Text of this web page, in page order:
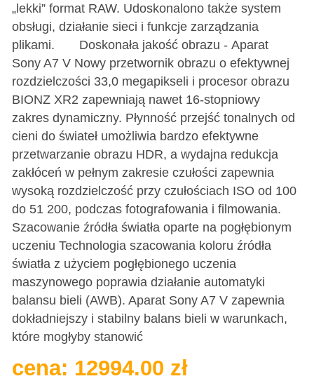
„lekki” format RAW. Udoskonalono także system
obsługi, działanie sieci i funkcje zarządzania
plikami. Doskonała jakość obrazu - Aparat
Sony A7 V Nowy przetwornik obrazu o efektywnej
rozdzielczości 33,0 megapikseli i procesor obrazu
BIONZ XR2 zapewniają nawet 16-stopniowy
zakres dynamiczny. Płynność przejść tonalnych od
cieni do świateł umożliwia bardzo efektywne
przetwarzanie obrazu HDR, a wydajna redukcja
zakłóceń w pełnym zakresie czułości zapewnia
wysoką rozdzielczość przy czułościach ISO od 100
do 51 200, podczas fotografowania i filmowania.
Szacowanie źródła światła oparte na pogłębionym
uczeniu Technologia szacowania koloru źródła
światła z użyciem pogłębionego uczenia
maszynowego poprawia działanie automatyki
balansu bieli (AWB). Aparat Sony A7 V zapewnia
dokładniejszy i stabilny balans bieli w warunkach,
które mogłyby stanowić
cena: 12994.00 zł